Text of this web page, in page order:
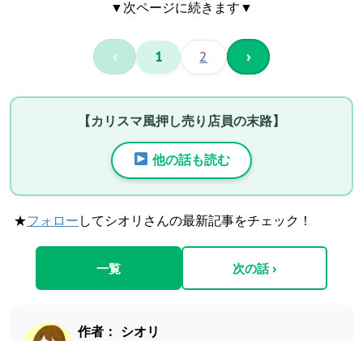
▼次ページに続きます▼
‹ 1 2 ›
【カリスマ風押し売り店員の末路】
他の話も読む
★フォロー してシオリさんの最新記事をチェック！
一覧 次の話 ›
作者： シオリ